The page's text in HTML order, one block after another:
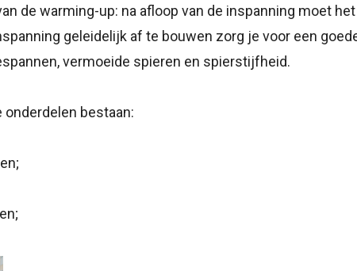
de warming-up: na afloop van de inspanning moet
geleidelijk af te bouwen zorg je voor een
vermoeide spieren en spierstijfheid.
onderdelen bestaan: